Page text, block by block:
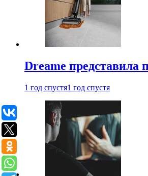
Dreame представила
1 год спустя1 год спустя